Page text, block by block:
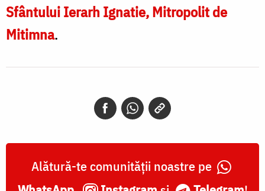
Sfântului Ierarh Ignatie, Mitropolit de
Mitimna.
Alătură-te comunității noastre pe